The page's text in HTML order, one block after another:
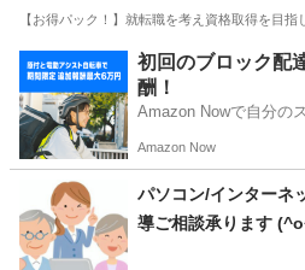
【お得パック！】就転職を考え資格取得を目
ワード
初回のブロック配
酬！
Amazon Nowで自分の
う！
Amazon Now
パソコン/インターネ
導ご相談承ります